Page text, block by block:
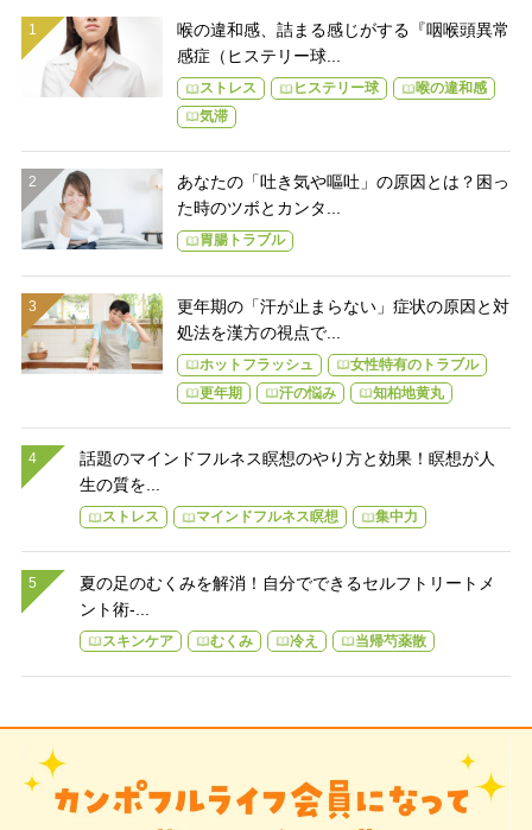
喉の違和感、詰まる感じがする『咽喉頭異常
感症（ヒステリー球...
ストレス ヒステリー球
喉の違和感
気滞
あなたの「吐き気や嘔吐」の原因とは？困っ
た時のツボとカンタ...
胃腸トラブル
更年期の「汗が止まらない」症状の原因と対
処法を漢方の視点で...
ホットフラッシュ
女性特有のトラブル
更年期
汗の悩み 知柏地黄丸
話題のマインドフルネス瞑想のやり方と効果！瞑想が人
生の質を...
ストレス マインドフルネス瞑想 集中力
夏の足のむくみを解消！自分でできるセルフトリートメ
ント術-...
スキンケア むくみ 冷え 当帰芍薬散